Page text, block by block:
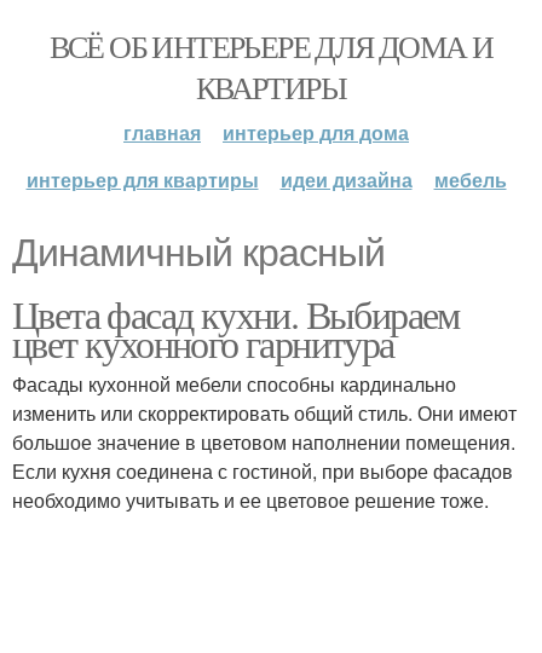
ВСЁ ОБ ИНТЕРЬЕРЕ ДЛЯ ДОМА И
КВАРТИРЫ
главная
интерьер для дома
интерьер для квартиры
идеи дизайна мебель
Динамичный красный
Цвета фасад кухни. Выбираем
цвет кухонного гарнитура
Фасады кухонной мебели способны кардинально
изменить или скорректировать общий стиль. Они имеют
большое значение в цветовом наполнении помещения.
Если кухня соединена с гостиной, при выборе фасадов
необходимо учитывать и ее цветовое решение тоже.